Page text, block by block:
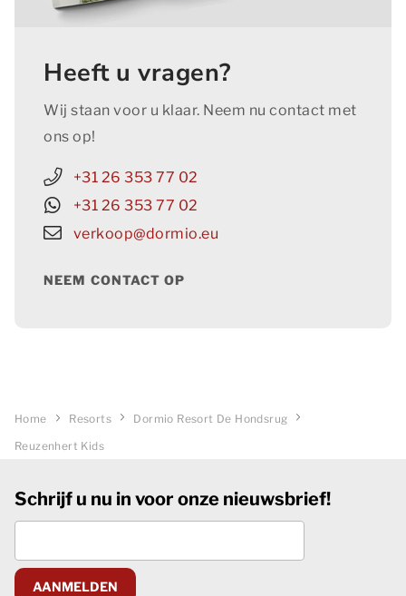
Heeft u vragen?
Wij staan voor u klaar. Neem nu contact met
ons op!
+31 26 353 77 02
+31 26 353 77 02
verkoop@dormio.eu
NEEM CONTACT OP
Home Resorts
Dormio Resort De Hondsrug
Reuzenhert Kids
Schrijf u nu in voor onze nieuwsbrief!
AANMELDEN